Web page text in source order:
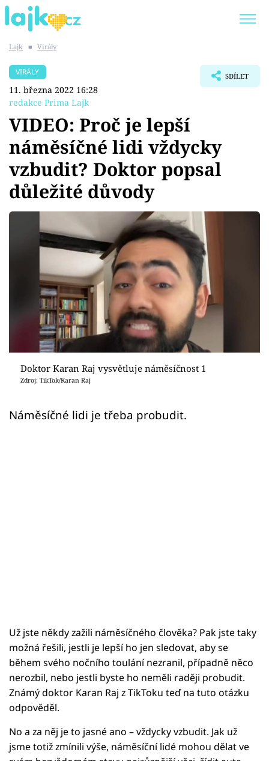
SHOPAHOLICADEL
Témata
Showbyznys
Youtubeři
Virály
Sex a vztahy
Videa
Sledujte prima+
Přihlášení
Sledujte nás
Lajk ■ Virály
VIRÁLY
11. března 2022 16:28
redakce Prima Lajk
SDÍLET
VIDEO: Proč je lepší
náměsíčné lidi vždycky
vzbudit? Doktor popsal
důležité důvody
Doktor Karan Raj vysvětluje náměsíčnost 1
Zdroj: TikTok/Karan Raj
Náměsíčné lidi je třeba probudit.
Už jste někdy zažili náměsíčného člověka? Pak jste taky
možná řešili, jestli je lepší ho jen sledovat, aby se
během svého nočního toulání nezranil, případně něco
nerozbil, nebo jestli byste ho neměli raději probudit.
Známý doktor Karan Raj z TikToku teď na tuto otázku
odpověděl.
No a za něj je to jasné ano – vždycky vzbudit. Jak už
jsme totiž zmínili výše, náměsíční lidé mohou dělat ve